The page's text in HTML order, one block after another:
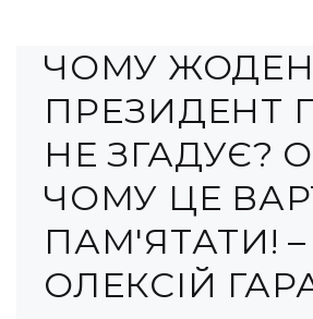
ЧОМУ ЖОДЕН
ПРЕЗИДЕНТ
НЕ ЗГАДУЄ?
ЧОМУ ЦЕ
ПАМ'ЯТАТИ! –
ОЛЕКСІЙ